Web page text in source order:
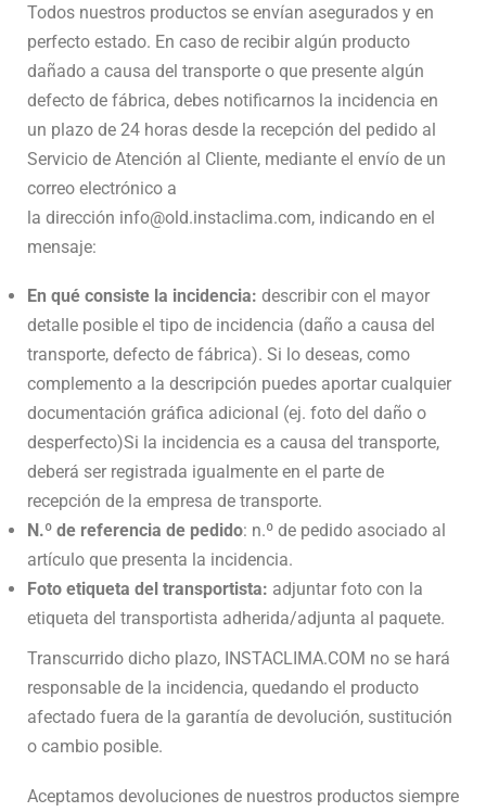
Todos nuestros productos se envían asegurados y en
perfecto estado. En caso de recibir algún producto
dañado a causa del transporte o que presente algún
defecto de fábrica, debes notificarnos la incidencia en
un plazo de 24 horas desde la recepción del pedido al
Servicio de Atención al Cliente, mediante el envío de un
correo electrónico a
la dirección info@old.instaclima.com, indicando en el
mensaje:
En qué consiste la incidencia: describir con el mayor
detalle posible el tipo de incidencia (daño a causa del
transporte, defecto de fábrica). Si lo deseas, como
complemento a la descripción puedes aportar cualquier
documentación gráfica adicional (ej. foto del daño o
desperfecto)Si la incidencia es a causa del transporte,
deberá ser registrada igualmente en el parte de
recepción de la empresa de transporte.
N.º de referencia de pedido: n.º de pedido asociado al
artículo que presenta la incidencia.
Foto etiqueta del transportista: adjuntar foto con la
etiqueta del transportista adherida/adjunta al paquete.
Transcurrido dicho plazo, INSTACLIMA.COM no se hará
responsable de la incidencia, quedando el producto
afectado fuera de la garantía de devolución, sustitución
o cambio posible.
Aceptamos devoluciones de nuestros productos siempre